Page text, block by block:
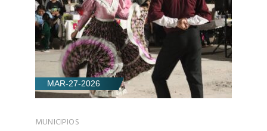
MAR-27-2026
MUNICIPIOS